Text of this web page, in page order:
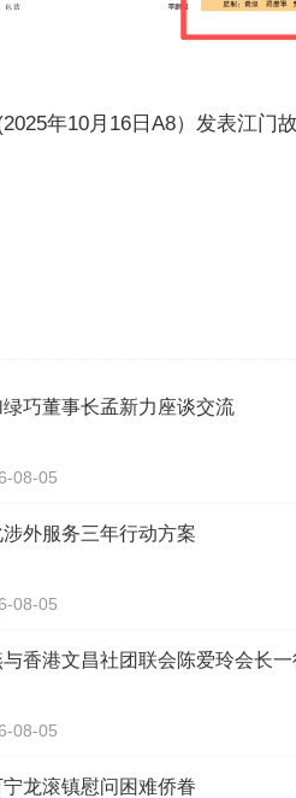
年10月16日A8）发表江门
巧董事长孟新力座谈交流
08-05
外服务三年行动方案
08-05
香港文昌社团联会陈爱玲会长
08-05
龙滚镇慰问困难侨眷